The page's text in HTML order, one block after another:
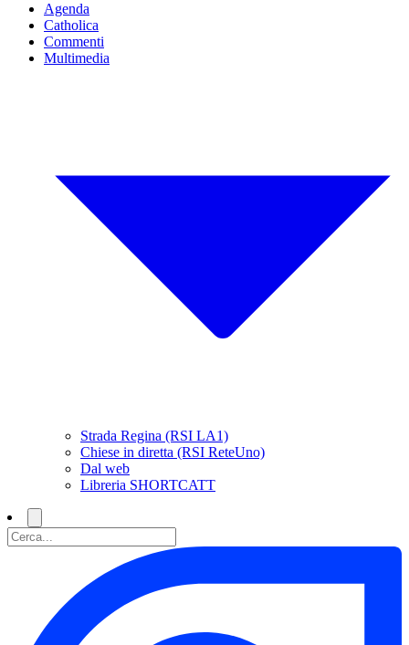
Agenda
Catholica
Commenti
Multimedia
Strada Regina (RSI LA1)
Chiese in diretta (RSI ReteUno)
Dal web
Libreria SHORTCATT